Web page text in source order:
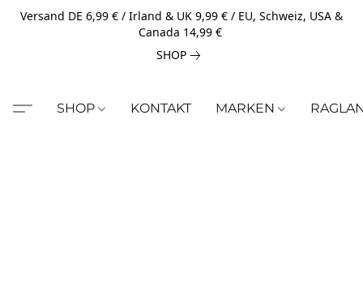
Versand DE 6,99 € / Irland & UK 9,99 € / EU, Schweiz, USA &
Canada 14,99 €
SHOP
SHOP KONTAKT MARKEN